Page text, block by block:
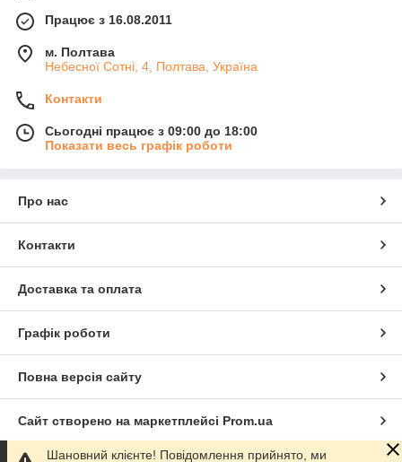
Працює з 16.08.2011
м. Полтава
Небесної Сотні, 4, Полтава, Україна
Контакти
Сьогодні працює з 09:00 до 18:00
Показати весь графік роботи
Про нас
Контакти
Доставка та оплата
Графік роботи
Повна версія сайту
Сайт створено на маркетплейсі Prom.ua
Шановний клієнте! Повідомлення прийнято, ми